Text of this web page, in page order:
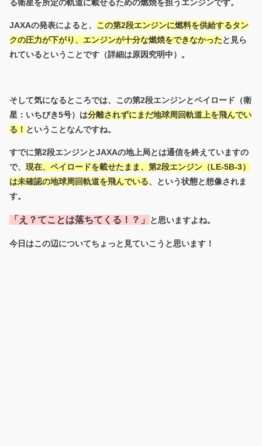
る衛星を所定の軌道に載せるための燃焼を担うエンジンです。
JAXAの発表によると、 この第2段エンジンに燃料を供給するタン
クの圧力が下がり、エンジンが十分な燃焼をできなかったと見ら
れているということです（詳細は原因究明中）。
そして気になるところでは、この第2段エンジンとペイロード（衛
星：いちびき5号）は分離されずにまだ地球周回軌道上を飛んでい
る！ ということなんですね。
すでに第2段エンジンとJAXAの地上局とは通信を終えていますの
で、 現在、ペイロードを載せたまま、第2段エンジン（LE-5B-3）
は未確認の地球周回軌道を飛んでいる、という状態と想像されま
す。
「え？てことは落ちてくる！？」 と思いますよね。
今日はこの辺についてちょっと見ていこうと思います！